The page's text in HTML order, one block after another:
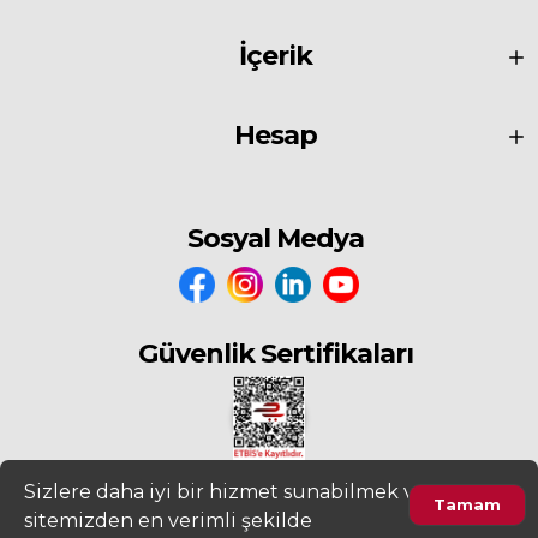
İçerik
Hesap
Sosyal Medya
Güvenlik Sertifikaları
Tamam
Sizlere daha iyi bir hizmet sunabilmek ve
sitemizden en verimli şekilde